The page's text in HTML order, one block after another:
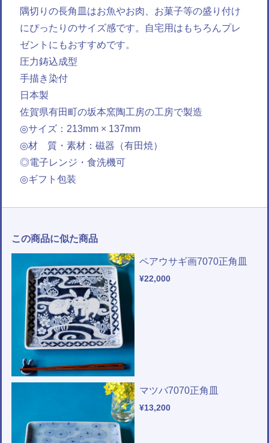
隅切りの長角皿はお魚やお肉、お菓子等の盛り付け
にぴったりのサイズ感です。自宅用はもちろんプレ
ゼントにもおすすめです。
圧力鋳込成型
手描き染付
日本製
佐賀県有田町の坂本窯陶工房の工房で製造
◎サイズ：213mm × 137mm
◎材 質・素材：磁器（有田焼）
◎電子レンジ・食洗機可
◎ギフト包装
この商品に似た商品
ペアウサギ画7070正角皿
¥22,000
マツバ7070正角皿
¥13,200